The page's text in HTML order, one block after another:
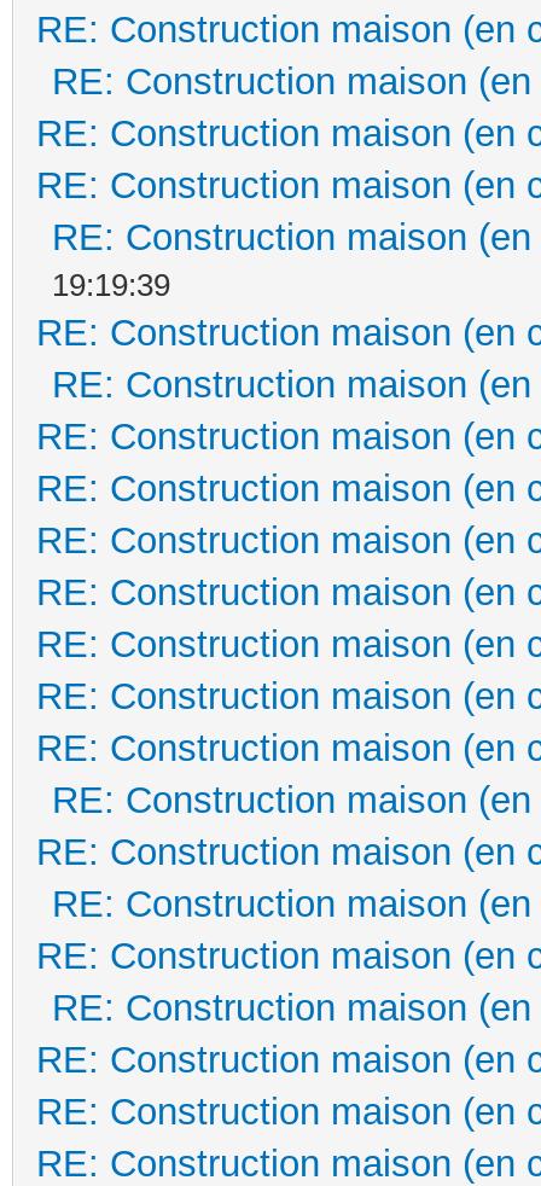
RE: Construction maison (en
RE: Construction maison
RE: Construction maison (en
RE: Construction maison (en
RE: Construction maison
19:19:39
RE: Construction maison (en
RE: Construction maison
RE: Construction maison (en
RE: Construction maison (en
RE: Construction maison (en
RE: Construction maison (en
RE: Construction maison (en
RE: Construction maison (en
RE: Construction maison (en
RE: Construction maison
RE: Construction maison (en
RE: Construction maison
RE: Construction maison (en
RE: Construction maison
RE: Construction maison (en
RE: Construction maison (en
RE: Construction maison (en